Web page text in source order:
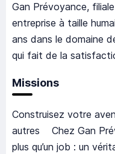
Gan Prévoyance,
entreprise à taille
ans dans le domaine
qui fait de la
Missions
Construisez votre
autres Chez Gan
plus qu’un job : un